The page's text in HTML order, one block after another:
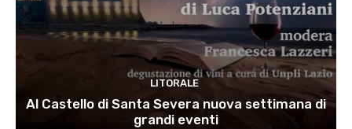
LITORALE
Al Castello di Santa Severa nuova settimana di
grandi eventi